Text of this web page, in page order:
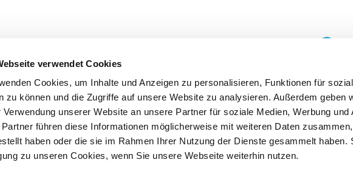
verwendet Cookies
Cookies, um Inhalte und Anzeigen zu personalisieren, Funktionen für
zu können und die Zugriffe auf unsere Website zu analysieren. Außerdem geben
Verwendung unserer Website an unsere Partner für soziale Medien, Werbung und
führen diese Informationen möglicherweise mit weiteren Daten
haben oder die sie im Rahmen Ihrer Nutzung der Dienste gesammelt haben.
zu unseren Cookies, wenn Sie unsere Webseite weiterhin nutzen.